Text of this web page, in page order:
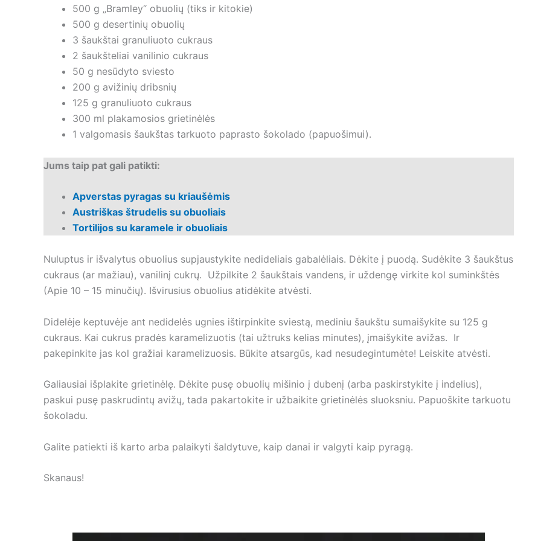
500 g „Bramley“ obuolių (tiks ir kitokie)
500 g desertinių obuolių
3 šaukštai granuliuoto cukraus
2 šaukšteliai vanilinio cukraus
50 g nesūdyto sviesto
200 g avižinių dribsnių
125 g granuliuoto cukraus
300 ml plakamosios grietinėlės
1 valgomasis šaukštas tarkuoto paprasto šokolado (papuošimui).
Jums taip pat gali patikti:
Apverstas pyragas su kriaušėmis
Austriškas štrudelis su obuoliais
Tortilijos su karamele ir obuoliais
Nuluptus ir išvalytus obuolius supjaustykite nedideliais gabalėliais. Dėkite į puodą. Sudėkite 3 šaukštus
cukraus (ar mažiau), vanilinį cukrų. Užpilkite 2 šaukštais vandens, ir uždengę virkite kol suminkštės
(Apie 10 – 15 minučių). Išvirusius obuolius atidėkite atvėsti.
Didelėje keptuvėje ant nedidelės ugnies ištirpinkite sviestą, mediniu šaukštu sumaišykite su 125 g
cukraus. Kai cukrus pradės karamelizuotis (tai užtruks kelias minutes), įmaišykite avižas. Ir
pakepinkite jas kol gražiai karamelizuosis. Būkite atsargūs, kad nesudegintumėte! Leiskite atvėsti.
Galiausiai išplakite grietinėlę. Dėkite pusę obuolių mišinio į dubenį (arba paskirstykite į indelius),
paskui pusę paskrudintų avižų, tada pakartokite ir užbaikite grietinėlės sluoksniu. Papuoškite tarkuotu
šokoladu.
Galite patiekti iš karto arba palaikyti šaldytuve, kaip danai ir valgyti kaip pyragą.
Skanaus!